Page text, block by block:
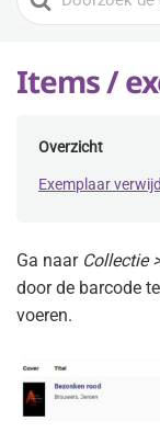
naar
Items /
Overzicht
Exemplaar
Ga naar Collectie
door de barcode
voeren.